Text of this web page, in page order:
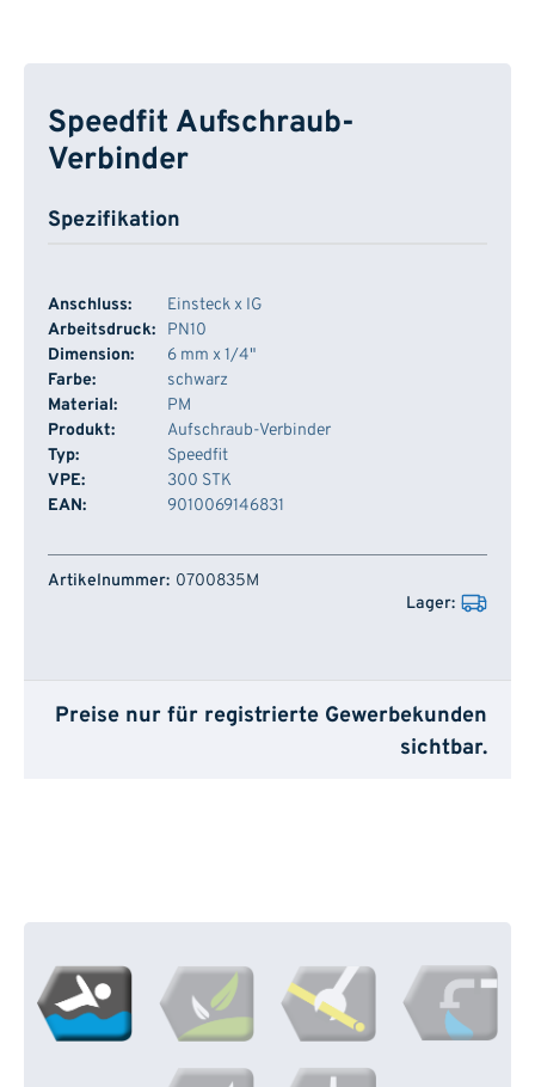
Speedfit Aufschraub-
Verbinder
Spezifikation
Anschluss:
Einsteck x IG
Arbeitsdruck:
PN10
Dimension:
6 mm x 1/4"
Farbe:
schwarz
Material:
PM
Produkt:
Aufschraub-Verbinder
Typ:
Speedfit
VPE:
300 STK
EAN:
9010069146831
Artikelnummer Lager
0700835M
Preise nur für registrierte Gewerbekunden
sichtbar.